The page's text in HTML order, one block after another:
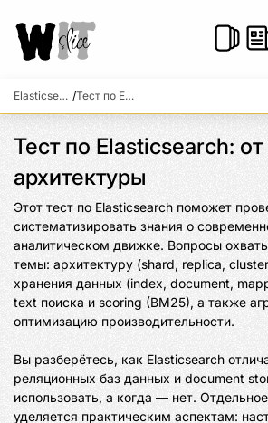
Elasticsearch: поиск, аналитика и архитектура / Тест по Elasticsearch: от основ до архитектуры
Тест по Elasticsearch:
архитектуры
Этот тест по Elasticsearch поможет
систематизировать знания о
аналитическом движке. Вопросы
темы: архитектуру (shard, replica,
хранения данных (index, document,
text поиска и scoring (BM25), а также
оптимизацию производительности.
Вы разберётесь, как Elasticsearch
реляционных баз данных и document
использовать, а когда — нет.
уделяется практическим аспектам: